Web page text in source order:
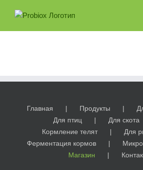
Главная Продукты
Для птиц
Для скота
Кормление телят
Для
Ферментация кормов
Магазин